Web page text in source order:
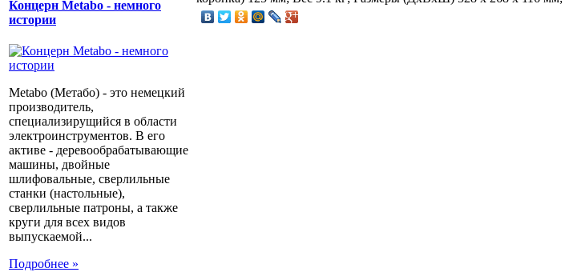
Концерн Metabo - немного
истории
Metabo (Метабо) - это немецкий
производитель,
специализирущийся в области
электроинструментов. В его
активе - деревообрабатывающие
машины, двойные
шлифовальные, сверлильные
станки (настольные),
сверлильные патроны, а также
круги для всех видов
выпускаемой...
Подробнее »